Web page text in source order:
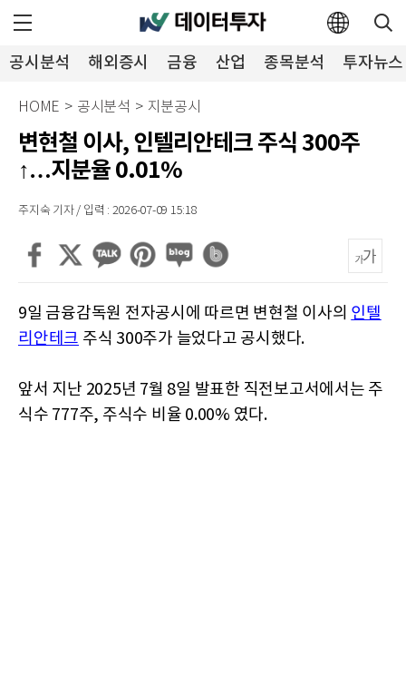
공시분석 해외증시 금융 산업 종목분석 투자뉴스
HOME > 공시분석 > 지분공시
변현철 이사, 인텔리안테크 주식 300주
↑…지분율 0.01%
주지숙 기자 / 입력 : 2026-07-09 15:18
9일 금융감독원 전자공시에 따르면 변현철 이사의 인텔
리안테크 주식 300주가 늘었다고 공시했다.
앞서 지난 2025년 7월 8일 발표한 직전보고서에서는 주
식수 777주, 주식수 비율 0.00% 였다.